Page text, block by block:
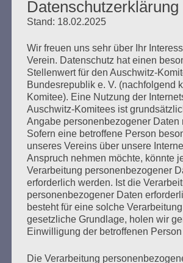
Kleidung hatten, nur einen Kittel und
Käppi. Er habe wohl daran gedacht, dass
Mantel runter werfen?“
Die Verhandlung wurde jetzt für 20
unterbrochen. Nach der Pause fragte
Bruno D., wann er eigentlich verstanden
vor seinen Augen ein Verbrechen gegen
Menschlichkeit abspielt. Bruno D.: Das
klar gewesen, dass das ein Verbrechen
ziemlich schnell gegangen, als man
für Leute dort bewacht werden sollten.
für Recht empfunden, aber er konnte
weglaufen, das gab es nicht. Er habe
müssen. Auch wenn er daran gedacht
mehr mitzumachen, hätte er diese
ausführen können, ohne sich selbst in
von Befehlen schon verbrecherisch war.
Datenschutzerklärung
Stand: 18.02.2025
Wir freuen uns sehr über Ihr
Verein. Datenschutz hat einen
Stellenwert für den Auschwitz-
Bundesrepublik e. V. (nachfolgend
Komitee). Eine Nutzung der
Auschwitz-Komitees ist
Angabe personenbezogener Daten
Sofern eine betroffene Person
unseres Vereins über unsere
Anspruch nehmen möchte, könnte
Verarbeitung personenbezogener
erforderlich werden. Ist die
personenbezogener Daten
besteht für eine solche
gesetzliche Grundlage, holen wir
Einwilligung der betroffenen
Die Verarbeitung